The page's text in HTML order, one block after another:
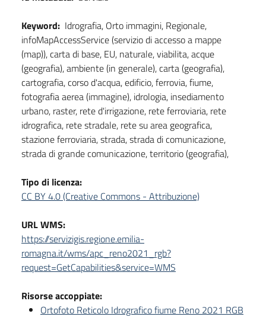
Keyword: Idrografia, Orto immagini, Regionale,
infoMapAccessService (servizio di accesso a mappe
(map)), carta di base, EU, naturale, viabilita, acque
(geografia), ambiente (in generale), carta (geografia),
cartografia, corso d'acqua, edificio, ferrovia, fiume,
fotografia aerea (immagine), idrologia, insediamento
urbano, raster, rete d'irrigazione, rete ferroviaria, rete
idrografica, rete stradale, rete su area geografica,
stazione ferroviaria, strada, strada di comunicazione,
strada di grande comunicazione, territorio (geografia),
Tipo di licenza:
CC BY 4.0 (Creative Commons - Attribuzione)
URL WMS:
https://servizigis.regione.emilia-
romagna.it/wms/apc_reno2021_rgb?
request=GetCapabilities&service=WMS
Risorse accoppiate:
Ortofoto Reticolo Idrografico fiume Reno 2021 RGB